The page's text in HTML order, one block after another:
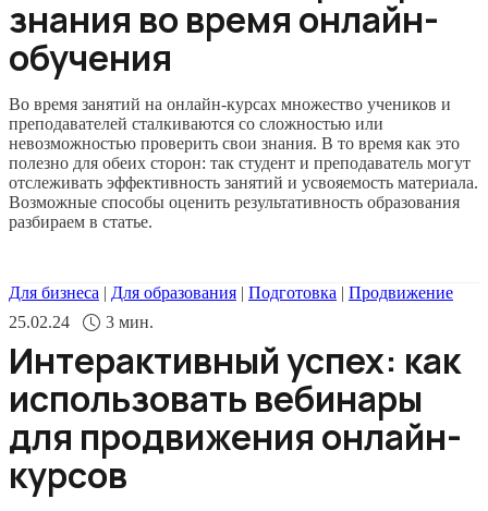
знания во время онлайн-
обучения
Во время занятий на онлайн-курсах множество учеников и
преподавателей сталкиваются со сложностью или
невозможностью проверить свои знания. В то время как это
полезно для обеих сторон: так студент и преподаватель могут
отслеживать эффективность занятий и усвояемость материала.
Возможные способы оценить результативность образования
разбираем в статье.
Для бизнеса | Для образования | Подготовка | Продвижение
25.02.24
3 мин.
Интерактивный успех: как
использовать вебинары
для продвижения онлайн-
курсов